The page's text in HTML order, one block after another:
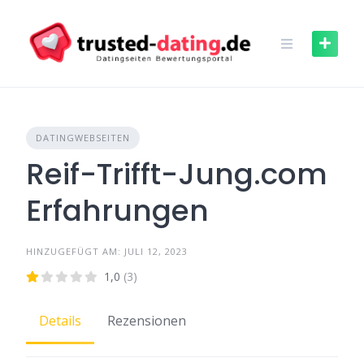
content
DATINGWEBSEITEN
Reif-Trifft-Jung.com
Erfahrungen
HINZUGEFÜGT AM: JULI 12, 2023
1,0 (3)
Details Rezensionen